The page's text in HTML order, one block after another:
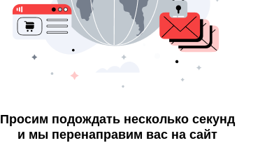
Просим подождать несколько секунд
и мы перенаправим вас на сайт